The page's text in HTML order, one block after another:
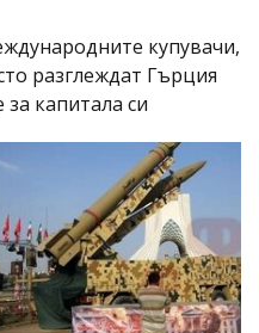
купувачи,
разглеждат Гърция
капитала си